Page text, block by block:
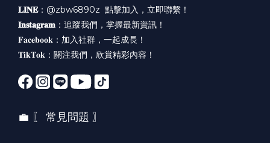
𝐋𝐈𝐍𝐄：@zbw6890z 點擊加入，立即聯繫！
𝐈𝐧𝐬𝐭𝐚𝐠𝐫𝐚𝐦 ： 追蹤我們，掌握最新資訊！
𝐅𝐚𝐜𝐞𝐛𝐨𝐨𝐤： 加入社群，一起成長！
𝐓𝐢𝐤𝐓𝐨𝐤： 關注我們，欣賞精彩內容！
💼 〖 常見問題 〗